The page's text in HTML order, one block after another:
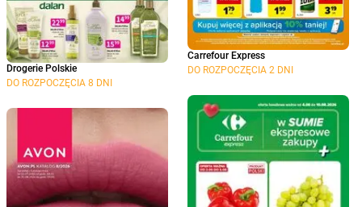
Drogerie Polskie
DO ROZPOCZĘCIA 8 DNI
Carrefour Express
DO ROZPOCZĘCIA 2 DNI